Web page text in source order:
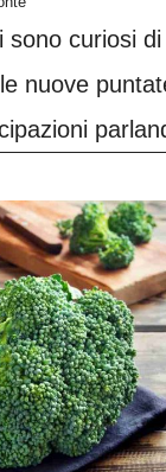
sono curiosi
nuove